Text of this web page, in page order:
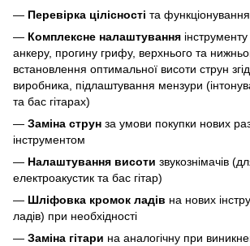
— Перевірка цілісності та функціонування
— Комплексне налаштування
анкеру, прогину грифу, верхнього та
встановлення оптимальної висоти струн
виробника, підлаштування мензури
та бас гітарах)
— Заміна струн за умови покупки нових
інструментом
— Налаштування висоти звукознімачів
електроакустик та бас гітар)
— Шліфовка кромок ладів на нових
ладів) при необхідності
— Заміна гітари на аналогічну при